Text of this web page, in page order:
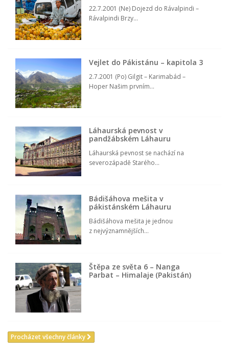
22.7.2001 (Ne) Dojezd do Rávalpindi –
Rávalpindi Brzy...
Vejlet do Pákistánu – kapitola 3
2.7.2001 (Po) Gilgit – Karimabád –
Hoper Našim prvním...
Láhaurská pevnost v
pandžábském Láhauru
Láhaurská pevnost se nachází na
severozápadě Starého...
Bádišáhova mešita v
pákistánském Láhauru
Bádišáhova mešita je jednou
z nejvýznamnějších...
Štěpa ze světa 6 – Nanga
Parbat – Himalaje (Pakistán)
Procházet všechny články